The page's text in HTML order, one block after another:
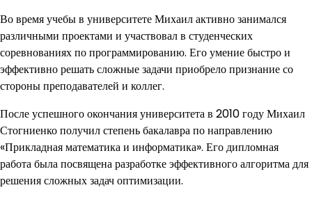
Во время учебы в университете Михаил активно занимался
различными проектами и участвовал в студенческих
соревнованиях по программированию. Его умение быстро и
эффективно решать сложные задачи приобрело признание со
стороны преподавателей и коллег.
После успешного окончания университета в 2010 году Михаил
Стогниенко получил степень бакалавра по направлению
«Прикладная математика и информатика». Его дипломная
работа была посвящена разработке эффективного алгоритма для
решения сложных задач оптимизации.